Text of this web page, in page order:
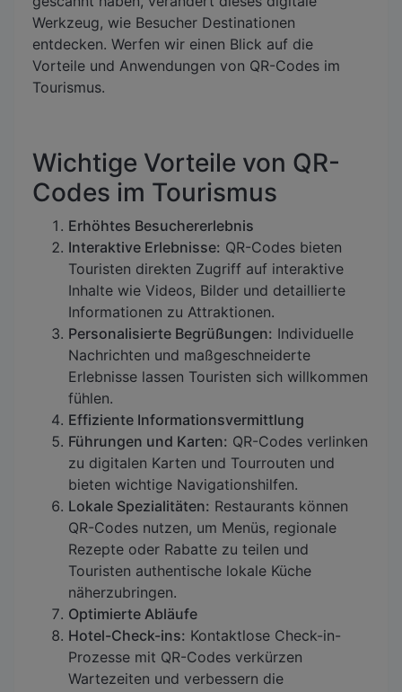
Werkzeug, wie Besucher Destinationen
entdecken. Werfen wir einen Blick auf die
Vorteile und Anwendungen von QR-Codes im
Tourismus.
Wichtige Vorteile von QR-
Codes im Tourismus
Erhöhtes Besuchererlebnis
Interaktive Erlebnisse: QR-Codes bieten
Touristen direkten Zugriff auf interaktive
Inhalte wie Videos, Bilder und detaillierte
Informationen zu Attraktionen.
Personalisierte Begrüßungen: Individuelle
Nachrichten und maßgeschneiderte
Erlebnisse lassen Touristen sich willkommen
fühlen.
Effiziente Informationsvermittlung
Führungen und Karten: QR-Codes verlinken
zu digitalen Karten und Tourrouten und
bieten wichtige Navigationshilfen.
Lokale Spezialitäten: Restaurants können
QR-Codes nutzen, um Menüs, regionale
Rezepte oder Rabatte zu teilen und
Touristen authentische lokale Küche
näherzubringen.
Optimierte Abläufe
Hotel-Check-ins: Kontaktlose Check-in-
Prozesse mit QR-Codes verkürzen
Wartezeiten und verbessern die